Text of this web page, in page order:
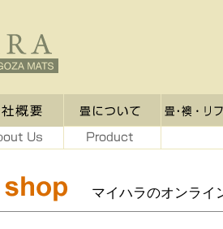
マイハラのオンライ